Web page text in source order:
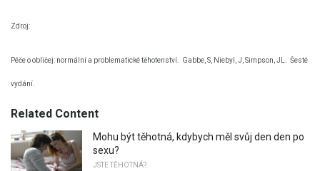
Zdroj:
Péče o obličej: normální a problematické těhotenství. Gabbe, S, Niebyl, J, Simpson, JL. Šesté
vydání.
Related Content
Mohu být těhotná, kdybych měl svůj den den po
sexu?
JSTE TĚHOTNÁ?